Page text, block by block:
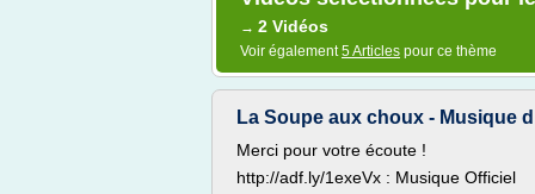
→ 2 Vidéos
Voir également5 Articles pour ce thème
La Soupe aux choux - Musique
Merci pour votre écoute !
http://adf.ly/1exeVx : Musique Officiel